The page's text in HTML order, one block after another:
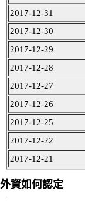
2017-12-31
2017-12-30
2017-12-29
2017-12-28
2017-12-27
2017-12-26
2017-12-25
2017-12-22
2017-12-21
外資如何認定